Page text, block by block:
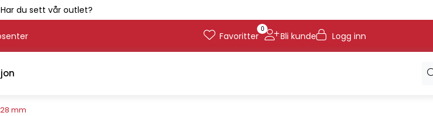
Har du sett vår outlet?
0
Favoritter Bli kunde Logg inn
mm